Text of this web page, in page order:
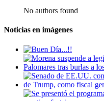
No authors found
Noticias en imágenes